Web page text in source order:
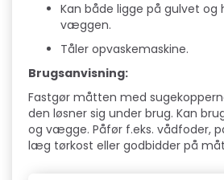
Kan både ligge på gulvet
væggen.
Tåler opvaskemaskine.
Brugsanvisning:
Fastgør måtten med
den løsner sig under brug. Kan
og vægge. Påfør f.eks. vådfoder,
læg tørkost eller godbidder på